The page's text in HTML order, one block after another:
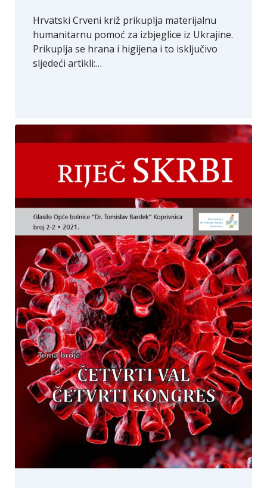
Hrvatski Crveni križ prikuplja materijalnu
humanitarnu pomoć za izbjeglice iz Ukrajine.
Prikuplja se hrana i higijena i to isključivo
sljedeći artikli:…